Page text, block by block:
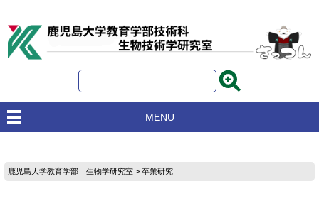
MENU
鹿児島大学教育学部 生物学研究室 > 卒業研究